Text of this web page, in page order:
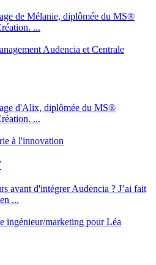
de Mélanie, diplômée du MS®
...
d'Alix, diplômée du MS®
...
avant d'intégrer Audencia ? J’ai fait
...